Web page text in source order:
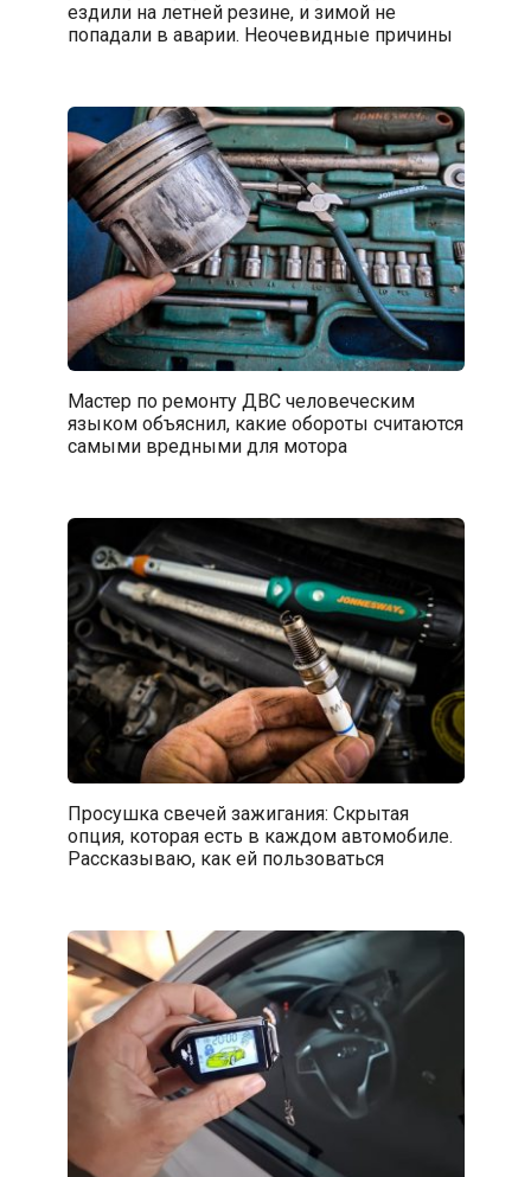
ездили на летней резине, и зимой не
попадали в аварии. Неочевидные причины
Мастер по ремонту ДВС человеческим
языком объяснил, какие обороты считаются
самыми вредными для мотора
Просушка свечей зажигания: Скрытая
опция, которая есть в каждом автомобиле.
Рассказываю, как ей пользоваться